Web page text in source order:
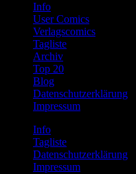
Info
User Comics
Verlagscomics
Tagliste
Archiv
Top 20
Blog
Datenschutzerklärung
Impressum
Info
Tagliste
Datenschutzerklärung
Impressum